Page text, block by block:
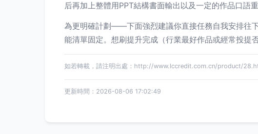
后再加上整體用PPT結構書面輸出以及一定的作品口語
為更明確計劃——下面強烈建議你直接任務自我安排往
能清單固定。想刷提升完成（行業最好作品或經常投提
如若轉載，請注明出處：http://www.lccredit.com.cn/product/
更新時間：2026-08-06 17:02:49